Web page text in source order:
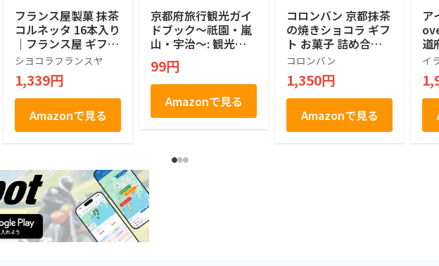
フランス屋製菓 抹茶
コルネッタ 16本入り
｜フランス屋 ギフト
お土産 京都 抹茶 お
土産 敬老の日
シヨコラフランスヤ
1,339円
Amazonで見る
京都府旅行観光ガイ
ドブック〜祇園・嵐
山・宇治〜: 観光ス
ポットだけじゃな
い！京都グルメから
お土産まで京都の魅
力満載 京都観光ガイ
ドブック
99円
Amazonで見る
コロンバン 京都抹茶
の焼きショコラ ギフ
ト お菓子 詰め合わ
せ 個包装 プレゼン
ト 土産 抹茶 焼きシ
ョコラ 12個入り
コロンバン
1,350円
Amazonで見る
ア
道
モ
旅
ャ
イ